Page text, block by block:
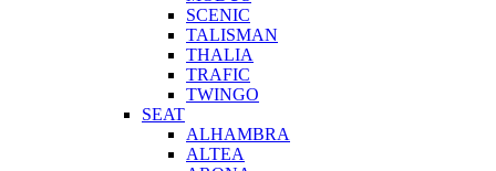
SCENIC
TALISMAN
THALIA
TRAFIC
TWINGO
SEAT
ALHAMBRA
ALTEA